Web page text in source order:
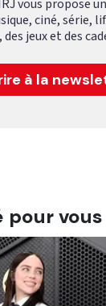
vous propose
ciné, série,
des jeux et des
à la
pour vous